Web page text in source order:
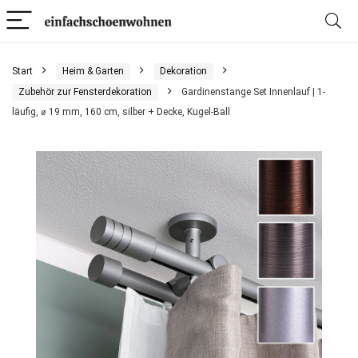
Start Heim & Garten
Dekoration
Zubehör zur Fensterdekoration
Gardinenstange Set Innenlauf | 1-
läufig, ⌀ 19 mm, 160 cm, silber + Decke, Kugel-Ball